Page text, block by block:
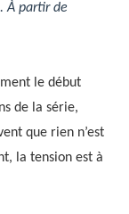
À partir de
le début
de la série,
que rien n’est
la tension est à